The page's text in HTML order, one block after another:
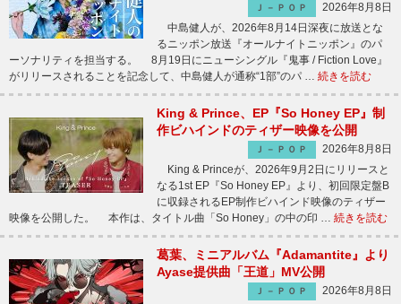
Ｊ－ＰＯＰ
2026年8月8日
中島健人が、2026年8月14日深夜に放送とな
るニッポン放送『オールナイトニッポン』のパ
ーソナリティを担当する。 8月19日にニューシングル『鬼事 / Fiction Love』
がリリースされることを記念して、中島健人が通称“1部”のパ … 続きを読む
King & Prince、EP『So Honey EP』制
作ビハインドのティザー映像を公開
Ｊ－ＰＯＰ
2026年8月8日
King & Princeが、2026年9月2日にリリースと
なる1st EP『So Honey EP』より、初回限定盤B
に収録されるEP制作ビハインド映像のティザー
映像を公開した。 本作は、タイトル曲「So Honey」の中の印 … 続きを読む
葛葉、ミニアルバム『Adamantite』より
Ayase提供曲「王道」MV公開
Ｊ－ＰＯＰ
2026年8月8日